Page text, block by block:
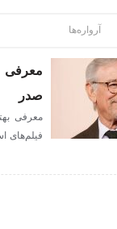
آرواره‌ها
معرفی
صدر
معرفی